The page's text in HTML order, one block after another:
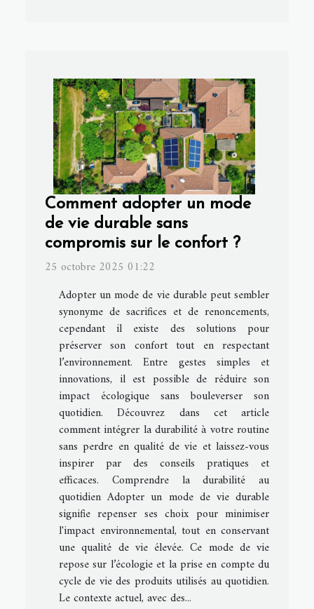
Comment adopter un mode
de vie durable sans
compromis sur le confort ?
25 octobre 2025 01:22
Adopter un mode de vie durable peut sembler
synonyme de sacrifices et de renoncements,
cependant il existe des solutions pour
préserver son confort tout en respectant
l’environnement. Entre gestes simples et
innovations, il est possible de réduire son
impact écologique sans bouleverser son
quotidien. Découvrez dans cet article
comment intégrer la durabilité à votre routine
sans perdre en qualité de vie et laissez-vous
inspirer par des conseils pratiques et
efficaces. Comprendre la durabilité au
quotidien Adopter un mode de vie durable
signifie repenser ses choix pour minimiser
l'impact environnemental, tout en conservant
une qualité de vie élevée. Ce mode de vie
repose sur l’écologie et la prise en compte du
cycle de vie des produits utilisés au quotidien.
Le contexte actuel, avec des...